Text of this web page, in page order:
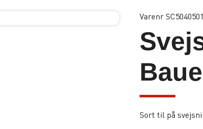
Varenr
Sort til på